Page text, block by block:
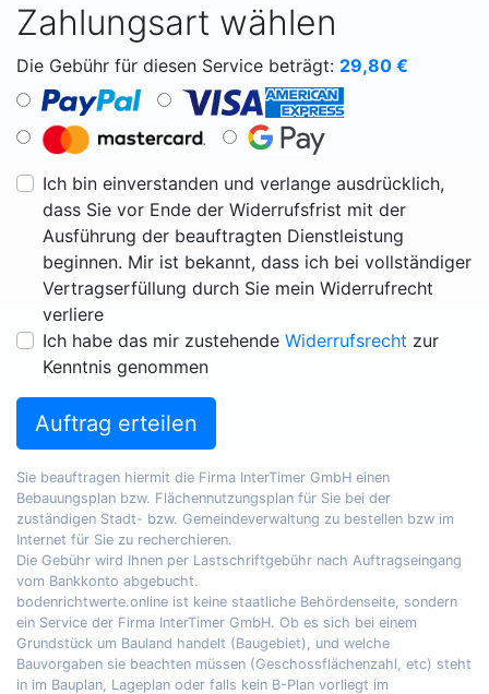
Zahlungsart wählen
Die Gebühr für diesen Service beträgt: 29,80 €
Ich bin einverstanden und verlange ausdrücklich,
dass Sie vor Ende der Widerrufsfrist mit der
Ausführung der beauftragten Dienstleistung
beginnen. Mir ist bekannt, dass ich bei vollständiger
Vertragserfüllung durch Sie mein Widerrufrecht
verliere
Ich habe das mir zustehende Widerrufsrecht zur
Kenntnis genommen
Auftrag erteilen
Sie beauftragen hiermit die Firma InterTimer GmbH einen
Bebauungsplan bzw. Flächennutzungsplan für Sie bei der
zuständigen Stadt- bzw. Gemeindeverwaltung zu bestellen bzw im
Internet für Sie zu recherchieren.
Die Gebühr wird Ihnen per Lastschriftgebühr nach Auftragseingang
vom Bankkonto abgebucht.
bodenrichtwerte.online ist keine staatliche Behördenseite, sondern
ein Service der Firma InterTimer GmbH. Ob es sich bei einem
Grundstück um Bauland handelt (Baugebiet), und welche
Bauvorgaben sie beachten müssen (Geschossflächenzahl, etc) steht
in im Bauplan, Lageplan oder falls kein B-Plan vorliegt im